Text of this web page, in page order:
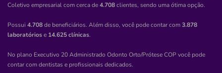
Quero saber mais
Coletivo empresarial com cerca de4.708clientes, sendo uma ótima opção.
Possui 4.708de beneficiários. Além disso, você pode contar com3.878
laboratóriose 14.625 clínicas.
No plano Executivo 20 Administrado Odonto Orto/Prótese COP você pode
contar com dentistas e profissionais dedicados.